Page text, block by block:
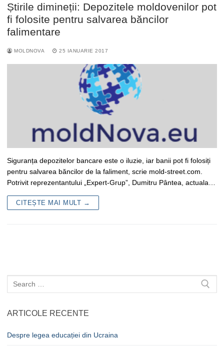
Știrile dimineții: Depozitele moldovenilor pot
fi folosite pentru salvarea băncilor
falimentare
MOLDNOVA 25 IANUARIE 2017
Siguranța depozitelor bancare este o iluzie, iar banii pot fi folosiți
pentru salvarea băncilor de la faliment, scrie mold-street.com.
Potrivit reprezentantului „Expert-Grup”, Dumitru Pântea, actuala…
CITEȘTE MAI MULT →
Caută
după:
ARTICOLE RECENTE
Despre legea educației din Ucraina